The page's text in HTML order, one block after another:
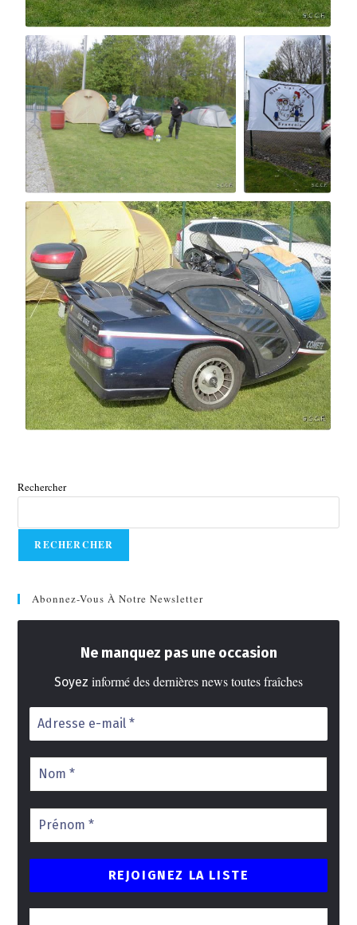
Rechercher
RECHERCHER
Abonnez-Vous À Notre Newsletter
Ne manquez pas une occasion
Soyez informé des dernières news toutes fraîches